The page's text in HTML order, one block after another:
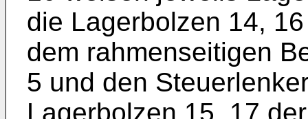
die Lagerbolzen 14,
dem rahmenseitigen
5 und den
Lagerbolzen 15, 17